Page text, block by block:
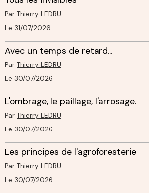
Par Thierry LEDRU
Le 31/07/2026
Avec un temps de retard...
Par Thierry LEDRU
Le 30/07/2026
L'ombrage, le paillage, l'arrosage.
Par Thierry LEDRU
Le 30/07/2026
Les principes de l'agroforesterie
Par Thierry LEDRU
Le 30/07/2026